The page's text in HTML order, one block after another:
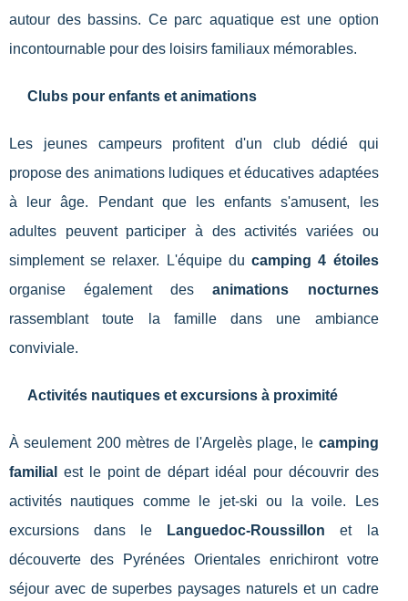
autour des bassins. Ce parc aquatique est une option
incontournable pour des loisirs familiaux mémorables.
Clubs pour enfants et animations
Les jeunes campeurs profitent d'un club dédié qui
propose des animations ludiques et éducatives adaptées
à leur âge. Pendant que les enfants s'amusent, les
adultes peuvent participer à des activités variées ou
simplement se relaxer. L'équipe ducamping 4 étoiles
organise également desanimations nocturnes
rassemblant toute la famille dans une ambiance
conviviale.
Activités nautiques et excursions à proximité
À seulement 200 mètres de l'Argelès plage, le camping
familial
est le point de départ idéal pour découvrir des
activités nautiques comme le jet-ski ou la voile. Les
excursions dans le
Languedoc-Roussillon et la
découverte des Pyrénées Orientales enrichiront votre
séjour avec de superbes paysages naturels et un cadre